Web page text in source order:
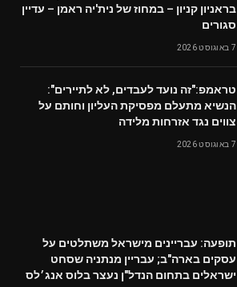
בראניון קניון – במחוז של נית'יה ראמן – עדיין
סגורים
7 באוגוסט 2026
טראמפ:"זה נועד לעבדים, לא לתיירים":
הנשיא מתעלם מפסיקת העליון וחותם על
צווים נגד אזרחות מלידה
7 באוגוסט 2026
תופעה: עבריינים מישראל משתלטים על
עסקים בארה"ב; עבריין מנתניה שסחט
ישראלים בתחום הנדל"ן נעצר בלוס אנג׳לס